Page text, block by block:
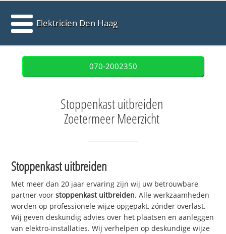
Elektricien Den Haag
070-2002350
Stoppenkast uitbreiden
Zoetermeer Meerzicht
Stoppenkast uitbreiden
Met meer dan 20 jaar ervaring zijn wij uw betrouwbare
partner voorstoppenkast uitbreiden. Alle werkzaamheden
worden op professionele wijze opgepakt, zónder overlast.
Wij geven deskundig advies over het plaatsen en aanleggen
van elektro-installaties. Wij verhelpen op deskundige wijze